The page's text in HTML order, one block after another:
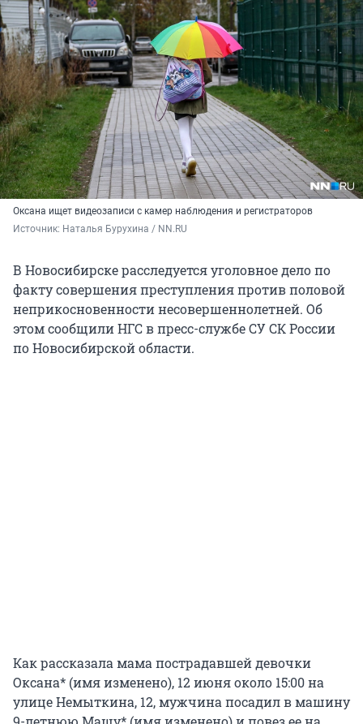
Оксана ищет видеозаписи с камер наблюдения и регистраторов
Источник: Наталья Бурухина / NN.RU
В Новосибирске расследуется уголовное дело по
факту совершения преступления против половой
неприкосновенности несовершеннолетней. Об
этом сообщили НГС в пресс-службе СУ СК России
по Новосибирской области.
Как рассказала мама пострадавшей девочки
Оксана* (имя изменено), 12 июня около 15:00 на
улице Немыткина, 12, мужчина посадил в машину